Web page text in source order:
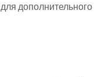
дополнительного